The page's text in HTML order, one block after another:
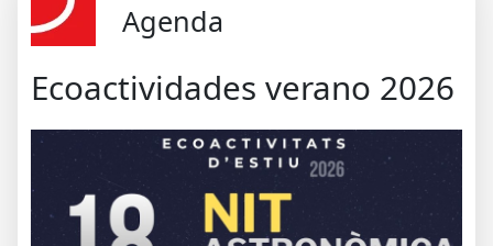
Agenda
Ecoactividades verano 2026